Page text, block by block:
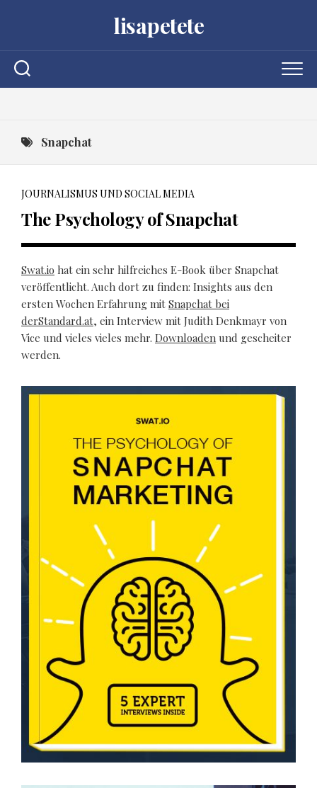
lisapetete
Snapchat
JOURNALISMUS UND SOCIAL MEDIA
The Psychology of Snapchat
Swat.io hat ein sehr hilfreiches E-Book über Snapchat
veröffentlicht. Auch dort zu finden: Insights aus den
ersten Wochen Erfahrung mit Snapchat bei
derStandard.at, ein Interview mit Judith Denkmayr von
Vice und vieles vieles mehr. Downloaden und gescheiter
werden.